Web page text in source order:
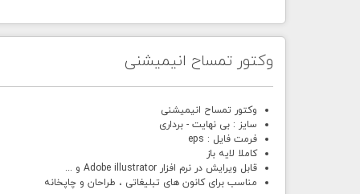
وکتور تمساح انیمیشنی
وکتور تمساح انیمیشنی
سایز : بی نهایت - برداری
فرمت فایل : eps
کاملا لایه باز
قابل ویرایش در نرم افزار Adobe illustrator و ...
مناسب برای کانون های تبلیغاتی ، طراحان و چاپخانه